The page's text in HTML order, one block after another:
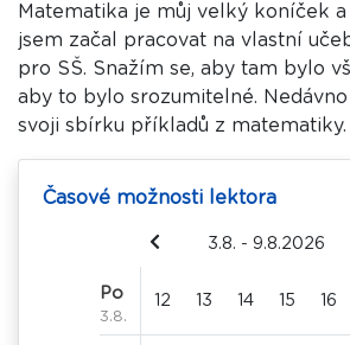
Matematika je můj velký koníček
jsem začal pracovat na vlastní
pro SŠ. Snažím se, aby tam bylo
aby to bylo srozumitelné.
svoji sbírku příkladů z matematiky.
Časové možnosti lektora
3.8. - 9.8.2026
Po
3.8.
12 13 14 15 16